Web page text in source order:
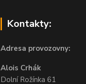
Kontakty:
Adresa provozovny:
Alois Crhák
Dolní Rožínka 61